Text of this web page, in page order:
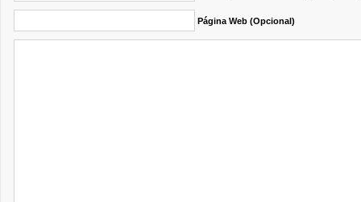
Página Web (opcional)